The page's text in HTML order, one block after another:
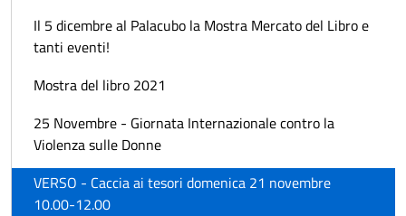
Il 5 dicembre al Palacubo la Mostra Mercato del Libro e
tanti eventi!
Mostra del libro 2021
25 Novembre - Giornata Internazionale contro la
Violenza sulle Donne
VERSO - Caccia ai tesori domenica 21 novembre
10.00-12.00